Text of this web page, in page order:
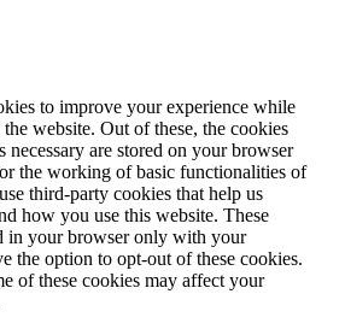
to improve your experience while
website. Out of these, the cookies
necessary are stored on your browser
the working of basic functionalities of
third-party cookies that help us
how you use this website. These
in your browser only with your
the option to opt-out of these cookies.
of these cookies may affect your